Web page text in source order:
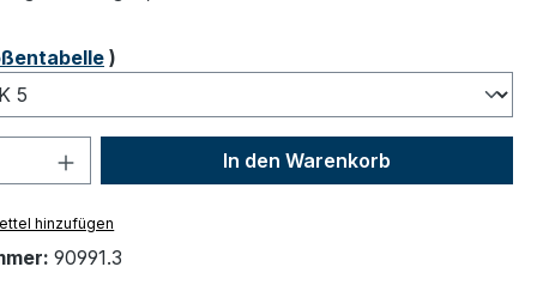
)
Anzahl: Gib den gewünschten Wert
In den Warenkorb
hinzufügen
90991.3